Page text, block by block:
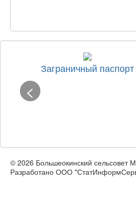
Заграничный паспорт
<
© 2026 Большеокинский сельсовет
Разработано ООО